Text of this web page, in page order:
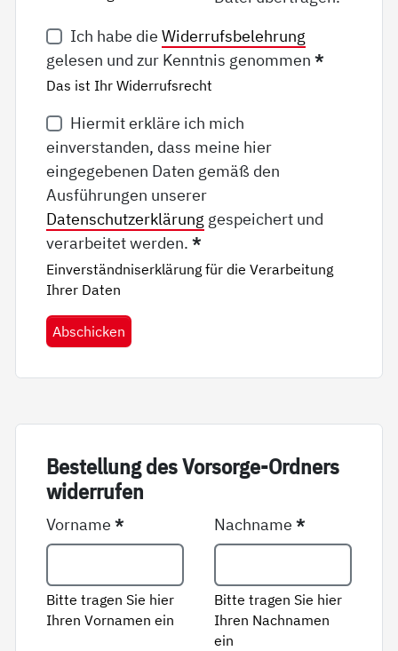
Ich habe die Widerrufsbelehrung
gelesen und zur Kenntnis genommen*
Das ist Ihr Widerrufsrecht
Hiermit erkläre ich mich
einverstanden, dass meine hier
eingegebenen Daten gemäß den
Ausführungen unserer
Datenschutzerklärung gespeichert und
verarbeitet werden.*
Einverständniserklärung für die Verarbeitung
Ihrer Daten
Abschicken
Be­stel­lung des Vor­sor­ge-Ord­ners
wi­der­ru­fen
Vorname*
Bitte tragen Sie hier
Ihren Vornamen ein
Nachname*
Bitte tragen Sie hier
Ihren Nachnamen
ein